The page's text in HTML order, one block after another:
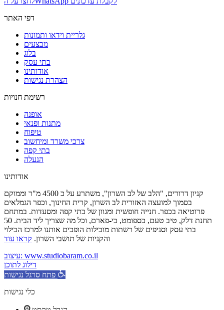
דפי האתר
גלריית וידאו ותמונות
מבצעים
בלוג
בתי עסק
אודותינו
הצהרת נגישות
רשימת חנויות
אופנה
מתנות ופנאי
טיפוח
צרכי משרד ומיחשוב
בתי קפה
הנעלה
אודותינו
קניון דרורים, "הלב של לב השרון", משתרע על כ 4500 מ"ר וממוקם
בסמוך למועצה האזורית לב השרון, קרית החינוך, וכפר הגמלאים
פרוטיאה בכפר. חנייה חופשית ומגוון של בתי קפה ומסעדות. במתחם
תחנת דלק, טיב טעם, כספומט, בי-פארם, וכל מה שצריך ליד הבית. 50
בתי עסק וסניפים של רשתות מובילות הופכים אותנו למרכז הבילוי
והקניות של תושבי השרון. קראו עוד
עיצוב: www.studiobaram.co.il
דילוג לתוכן
פתח סרגל נגישות
כלי נגישות